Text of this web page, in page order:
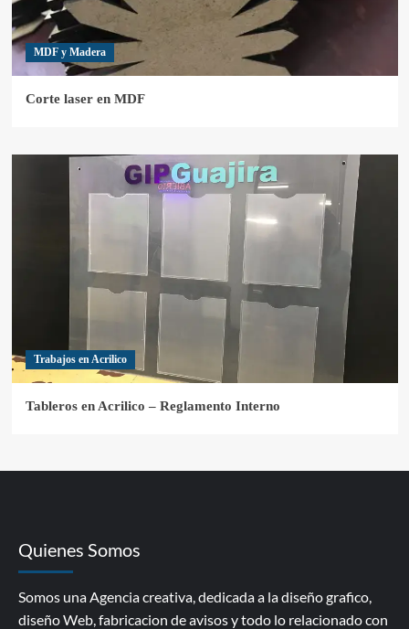
MDF y Madera
Corte laser en MDF
Trabajos en Acrilico
Tableros en Acrilico – Reglamento Interno
Quienes Somos
Somos una Agencia creativa, dedicada a la diseño grafico,
diseño Web, fabricacion de avisos y todo lo relacionado con